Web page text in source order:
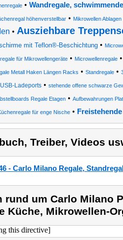
• Wandregale,
höhenverstellbar• Mikrowellen Ablagen
• Ausziehbare
mit Teflon®-Beschichtung•
für Mikrowellengeräte• Microwellenregale•
Metall Haken Längen Racks • Standregale •
Ladeports• stehende offene schwarze
Regale Etagen• Aufbewahrungen
für enge Nische •
Treiber, Videos
- Carlo Milano Regale,
rund um Carlo Milano
Küche, Mikrowellen-
this directive]